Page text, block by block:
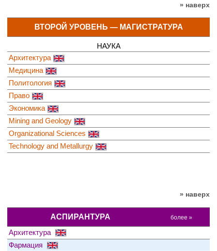
» наверх
ВТОРОЙ УРОВЕНЬ — МАГИСТРАТУРА
НАУКА
Архитектура
Медицина
Политология
Право
Экономика
Mining and Geology
Organizational Sciences
Technology and Metallurgy
» наверх
АСПИРАНТУРА более »
Архитектура
Фармация